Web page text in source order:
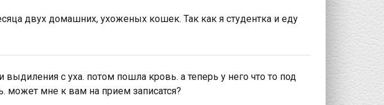
двух домашних, ухоженых кошек. Так как я студентка и еду
с уха. потом пошла кровь. а теперь у него что то под
может мне к вам на прием записатся?